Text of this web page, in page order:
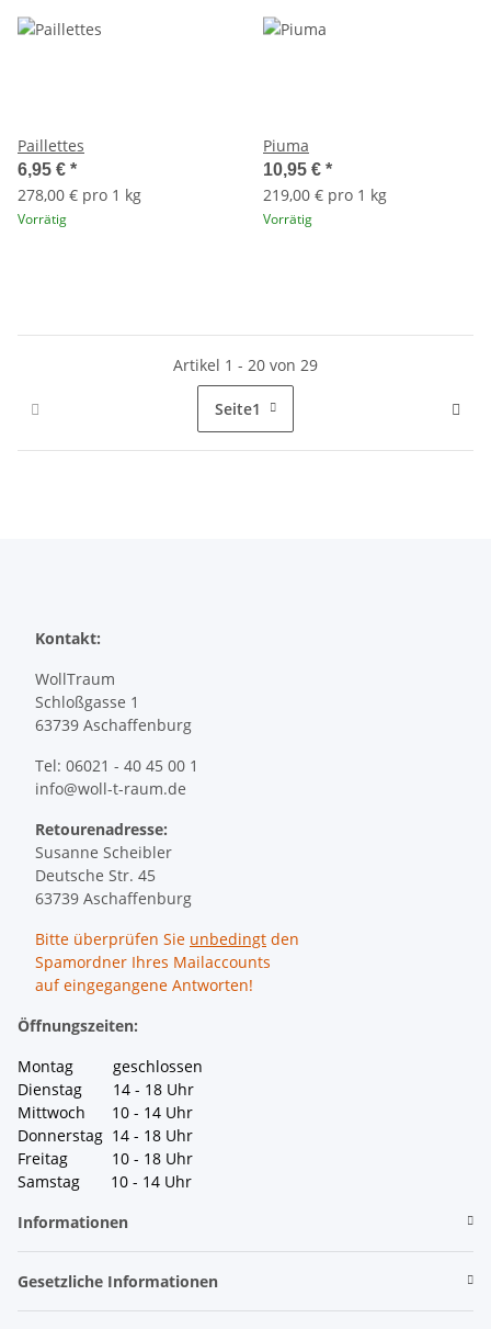
Paillettes
6,95 € *
278,00 € pro 1 kg
Vorrätig
Piuma
10,95 € *
219,00 € pro 1 kg
Vorrätig
Artikel 1 - 20 von 29
Seite1
Kontakt:
WollTraum
Schloßgasse 1
63739 Aschaffenburg
Tel: 06021 - 40 45 00 1
info@woll-t-raum.de
Retourenadresse:
Susanne Scheibler
Deutsche Str. 45
63739 Aschaffenburg
Bitte überprüfen Sie unbedingt den
Spamordner Ihres Mailaccounts
auf eingegangene Antworten!
Öffnungszeiten:
Montag geschlossen
Dienstag 14 - 18 Uhr
Mittwoch 10 - 14 Uhr
Donnerstag 14 - 18 Uhr
Freitag 10 - 18 Uhr
Samstag 10 - 14 Uhr
Informationen
Gesetzliche Informationen